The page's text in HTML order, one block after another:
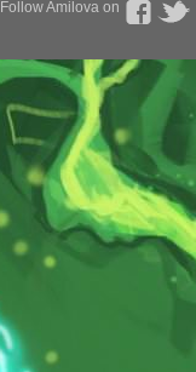
Follow Amilova on